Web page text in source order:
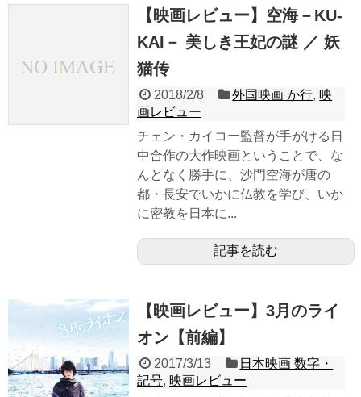
【映画レビュー】空海－KU-
KAI－ 美しき王妃の謎 ／ 妖
猫传
2018/2/8 外国映画 か行, 映
画レビュー
チェン・カイコー監督が手がける日
中合作の大作映画ということで、な
んとなく勝手に、沙門空海が唐の
都・長安でいかに仏教を学び、いか
に密教を日本に...
記事を読む
【映画レビュー】3月のライ
オン【前編】
2017/3/13
日本映画 数字・
記号, 映画レビュー